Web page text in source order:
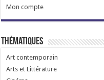
Mon compte
Thématiques
Art contemporain
Arts et Littérature